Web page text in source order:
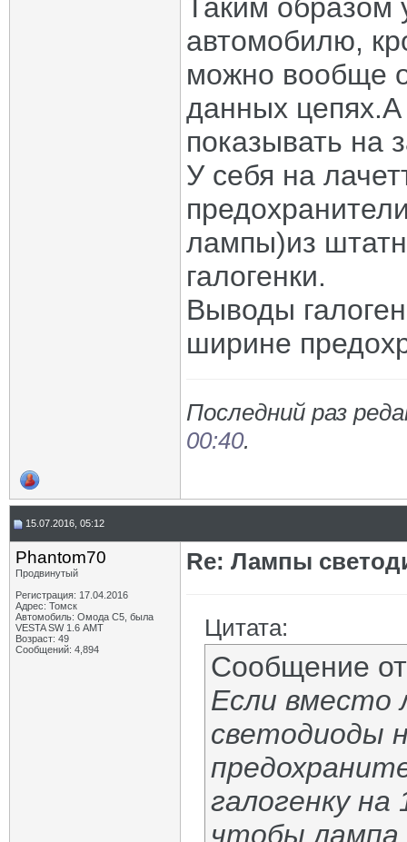
Таким образом
автомобилю,
можно вообще
данных цепях.А
показывать на
У себя на
лампы)из
галогенки.
Выводы
ширине
Последний раз
00:40.
15.07.2016, 05:12
Phantom70
Продвинутый
Регистрация: 17.04.2016
Адрес: Томск
Автомобиль: Омода С5, была
VESTA SW 1.6 АМТ
Возраст: 49
Сообщений: 4,894
Re: Лампы
Цитата:
Сообщение
Если вместо
светодиоды
галогенку
чтобы лампа